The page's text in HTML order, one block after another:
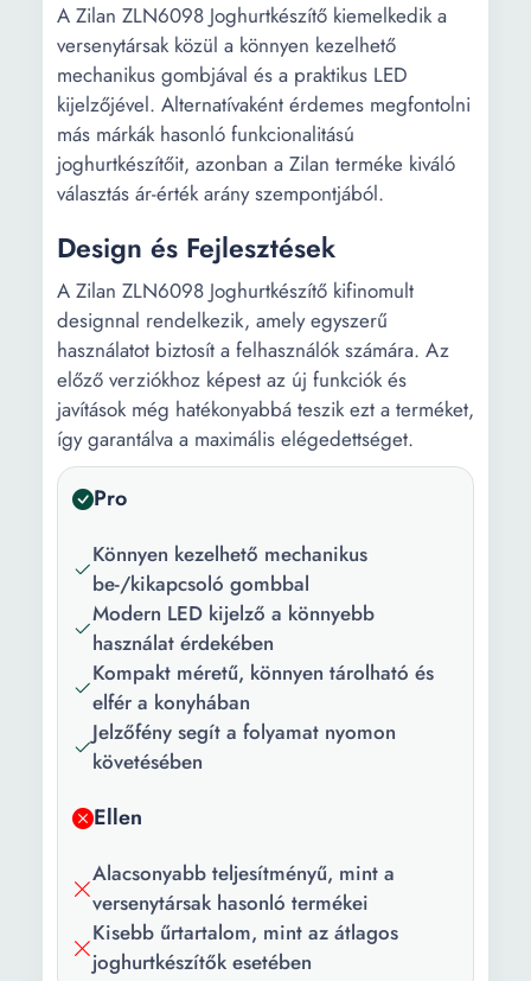
A Zilan ZLN6098 Joghurtkészítő kiemelkedik a
versenytársak közül a könnyen kezelhető
mechanikus gombjával és a praktikus LED
kijelzőjével. Alternatívaként érdemes megfontolni
más márkák hasonló funkcionalitású
joghurtkészítőit, azonban a Zilan terméke kiváló
választás ár-érték arány szempontjából.
Design és Fejlesztések
A Zilan ZLN6098 Joghurtkészítő kifinomult
designnal rendelkezik, amely egyszerű
használatot biztosít a felhasználók számára. Az
előző verziókhoz képest az új funkciók és
javítások még hatékonyabbá teszik ezt a terméket,
így garantálva a maximális elégedettséget.
Pro
Könnyen kezelhető mechanikus
be-/kikapcsoló gombbal
Modern LED kijelző a könnyebb
használat érdekében
Kompakt méretű, könnyen tárolható és
elfér a konyhában
Jelzőfény segít a folyamat nyomon
követésében
Ellen
Alacsonyabb teljesítményű, mint a
versenytársak hasonló termékei
Kisebb űrtartalom, mint az átlagos
joghurtkészítők esetében